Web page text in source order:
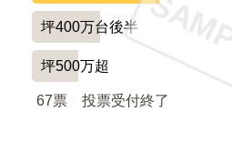
ると思います。
バルコニーのガラス手すりは透
し下がります。
坪400万台後半
坪500万超
67票 投票受付終了